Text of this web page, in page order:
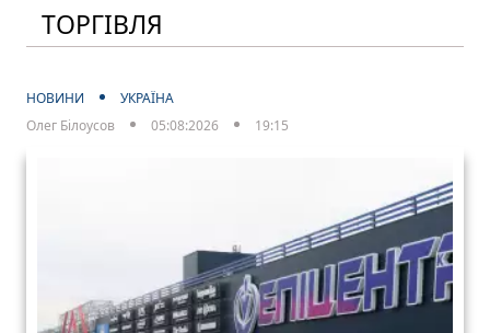
ТОРГІВЛЯ
НОВИНИ
УКРАЇНА
Олег Білоусов
05:08:2026 19:15